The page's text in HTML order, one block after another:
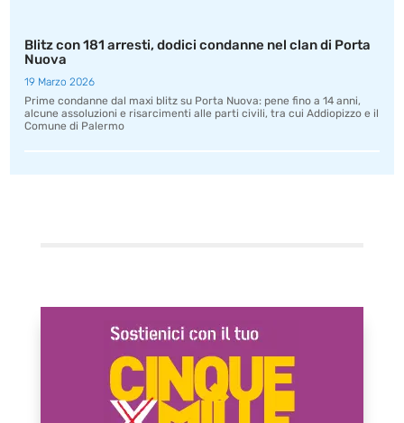
Blitz con 181 arresti, dodici condanne nel clan di Porta
Nuova
19 Marzo 2026
Prime condanne dal maxi blitz su Porta Nuova: pene fino a 14 anni,
alcune assoluzioni e risarcimenti alle parti civili, tra cui Addiopizzo e il
Comune di Palermo